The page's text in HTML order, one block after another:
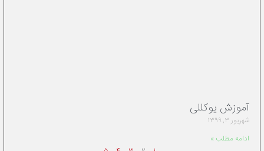
آموزش یوکللی
شهریور ۳, ۱۳۹۹
ادامه مطلب »